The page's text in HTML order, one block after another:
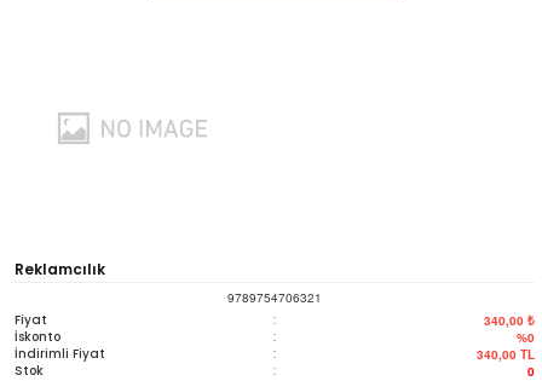
Reklamcılık
9789754706321
Fiyat : 340,00 ₺
İskonto : %0
İndirimli Fiyat : 340,00 TL
Stok : 0